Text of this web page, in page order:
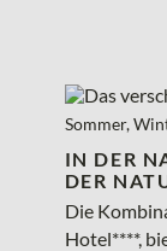
Sommer,
IN DER
DER
Die
Hotel****,